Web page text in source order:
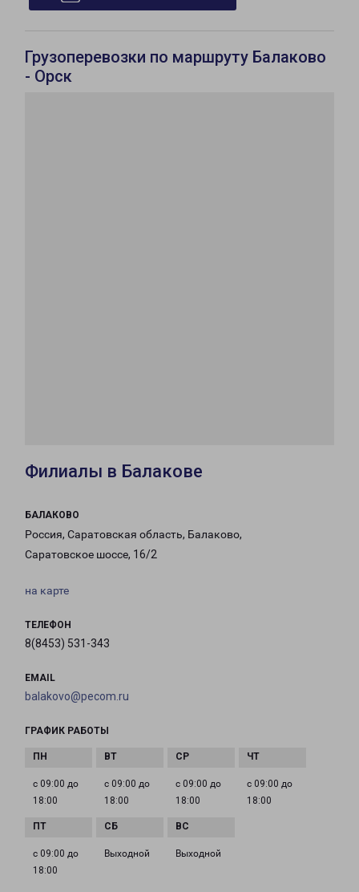
Грузоперевозки по маршруту Балаково
- Орск
Филиалы в Балакове
БАЛАКОВО
Россия, Саратовская область, Балаково,
Саратовское шоссе, 16/2
на карте
ТЕЛЕФОН
8(8453) 531-343
EMAIL
balakovo@pecom.ru
ГРАФИК РАБОТЫ
с 09:00 до
18:00
с 09:00 до
18:00
с 09:00 до
18:00
с 09:00 до
18:00
с 09:00 до
18:00
Выходной Выходной